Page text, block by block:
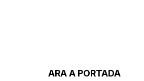
ARA A PORTADA